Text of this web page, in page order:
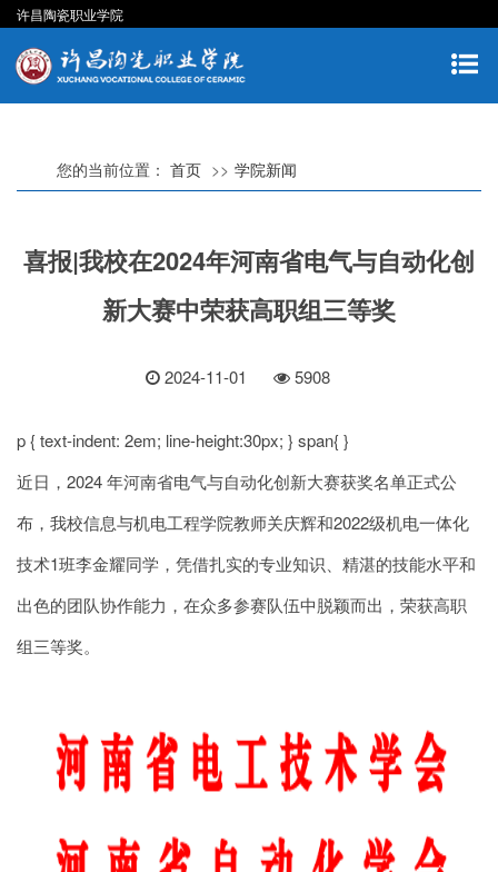
许昌陶瓷职业学院
您的当前位置： 首页 学院新闻
喜报|我校在2024年河南省电气与自动化创
新大赛中荣获高职组三等奖
2024-11-01 5908
p { text-indent: 2em; line-height:30px; } span{ }
近日，2024 年河南省电气与自动化创新大赛获奖名单正式公
布，我校信息与机电工程学院教师关庆辉和2022级机电一体化
技术1班李金耀同学，凭借扎实的专业知识、精湛的技能水平和
出色的团队协作能力，在众多参赛队伍中脱颖而出，荣获高职
组三等奖。